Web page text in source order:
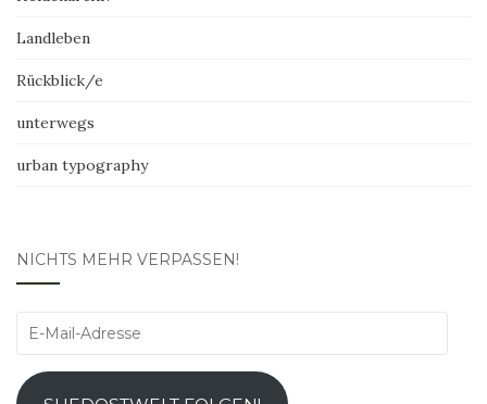
Landleben
Rückblick/e
unterwegs
urban typography
NICHTS MEHR VERPASSEN!
E-
Adresse